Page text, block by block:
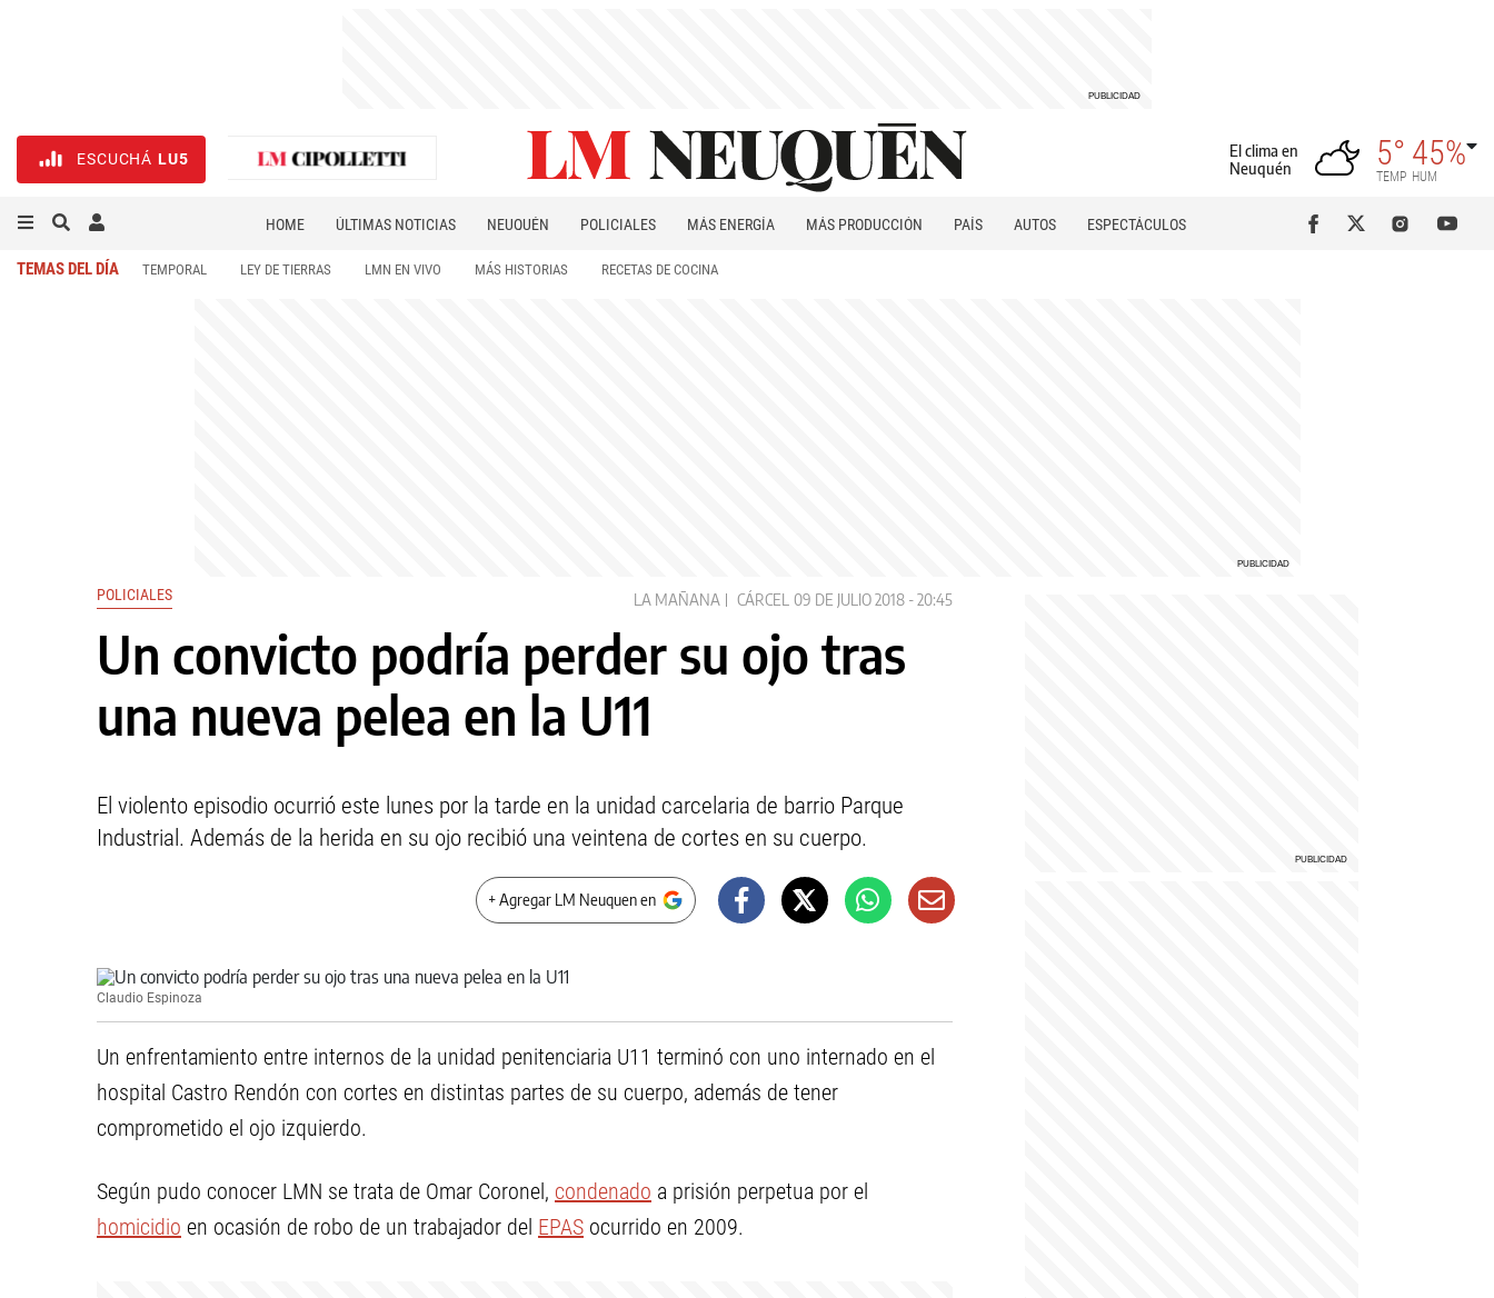
ESCUCHÁ LU5
El clima en
Neuquén
5°
TEMP
45%
HUM
HOME ÚLTIMAS NOTICIAS NEUQUÉN POLICIALES MÁS ENERGÍA MÁS PRODUCCIÓN PAÍS AUTOS
ESPECTÁCULOS
TEMAS DEL DÍA TEMPORAL LEY DE TIERRAS LMN EN VIVO MÁS HISTORIAS RECETAS DE COCINA
POLICIALES LA MAÑANA CÁRCEL 09 DE JULIO 2018 - 20:45
Un convicto podría perder su ojo tras
una nueva pelea en la U11
El violento episodio ocurrió este lunes por la tarde en la unidad carcelaria de barrio Parque
Industrial. Además de la herida en su ojo recibió una veintena de cortes en su cuerpo.
+ Agregar LM Neuquen en
Claudio Espinoza
Un enfrentamiento entre internos de la unidad penitenciaria U11 terminó con uno internado en el
hospital Castro Rendón con cortes en distintas partes de su cuerpo, además de tener
comprometido el ojo izquierdo.
Según pudo conocer LMN se trata de Omar Coronel, condenado a prisión perpetua por el
homicidio en ocasión de robo de un trabajador del EPAS ocurrido en 2009.